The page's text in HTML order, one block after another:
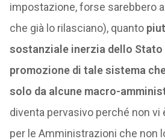
impostazione, forse sarebbero
che già lo rilasciano), quanto
sostanziale inerzia dello Stato
promozione di tale sistema
solo da alcune macro-
diventa pervasivo perché non vi
per le Amministrazioni che non